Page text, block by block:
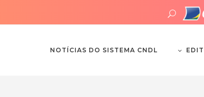
NOTÍCIAS DO SISTEMA CNDL